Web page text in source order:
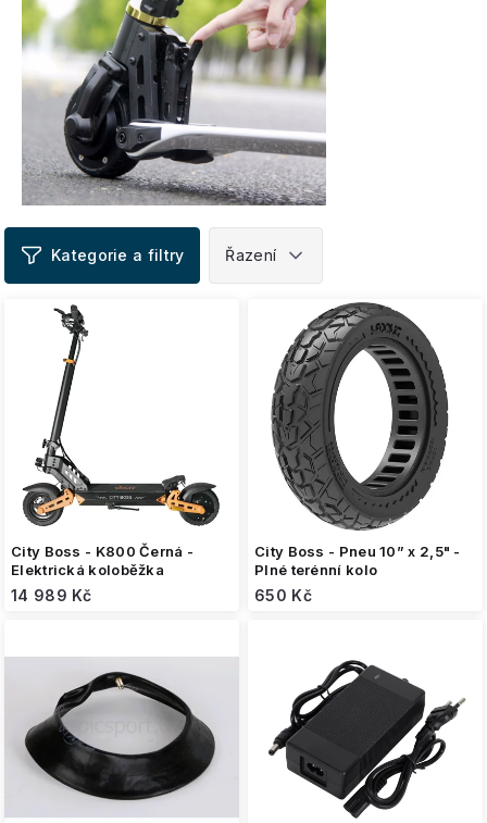
ý
p
t
ů
City Boss - K800 Černá -
Elektrická koloběžka
14 989 Kč
City Boss - Pneu 10” x 2,5" -
Plné terénní kolo
650 Kč